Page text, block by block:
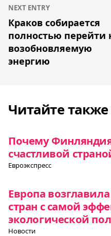
NEXT ENTRY
Краков собирается
полностью перейти
возобновляемую
энергию
Читайте также
Почему
счастливой
Евроэкспресс
Европа
стран с самой
экологической
Новости